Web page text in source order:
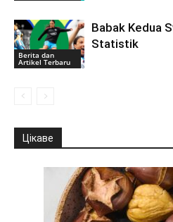
Berita dan
Artikel Terbaru
Babak Kedua
Statistik
Цікаве